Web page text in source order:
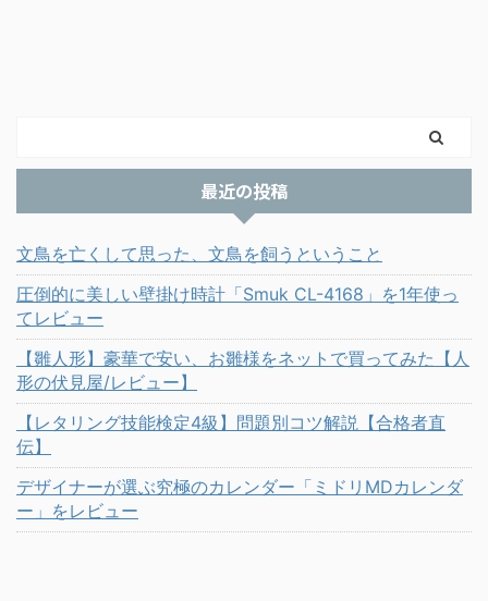
最近の投稿
文鳥を亡くして思った、文鳥を飼うということ
圧倒的に美しい壁掛け時計「Smuk CL-4168」を1年使っ
てレビュー
【雛人形】豪華で安い、お雛様をネットで買ってみた【人
形の伏見屋/レビュー】
【レタリング技能検定4級】問題別コツ解説【合格者直
伝】
デザイナーが選ぶ究極のカレンダー「ミドリMDカレンダ
ー」をレビュー